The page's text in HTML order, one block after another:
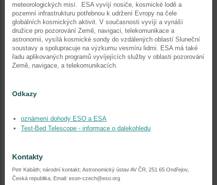
meteorologických misí. ESA vyvíjí nosiče, kosmické lodě a
pozemní infrastrukturu potřebnou k udržení Evropy na čele
globálních kosmických aktivit. V současnosti vyvíjí a vynáší
družice pro pozorování Země, navigaci, telekomunikace a
astronomii, vysílá kosmické sondy do vzdálených oblastí Sluneční
soustavy a spolupracuje na výzkumu vesmíru lidmi. ESA má také
řadu aplikovaných programů vyvíjejících služby v oblasti pozorování
Země, navigace, a telekomunikacích.
Odkazy
oznámení dohody ESO a ESA
Test-Bed Telescope - informace o dalekohledu
Kontakty
Petr Kabáth; národní kontakt; Astronomický ústav AV ČR, 251 65 Ondřejov,
Česká republika; Email: eson-czech@eso.org